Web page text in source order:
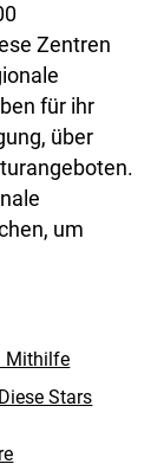
Zentren
für ihr
über
um
Mithilfe
Stars